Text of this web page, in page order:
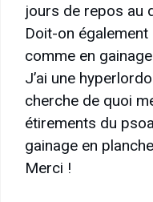
jours de repos au
Doit-on
comme en
J’ai une
cherche de quoi
étirements du
gainage en
Merci !